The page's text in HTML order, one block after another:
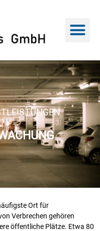
Ort für
Verbrechen gehören
öffentliche Plätze. Etwa 80